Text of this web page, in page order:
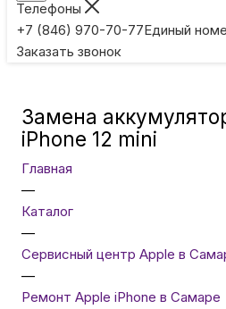
Телефоны
+7 (846) 970-70-77Единый
Заказать звонок
Замена
iPhone 12 mini
Главная
—
Каталог
—
Сервисный центр Apple в
—
Ремонт Apple iPhone в Самаре